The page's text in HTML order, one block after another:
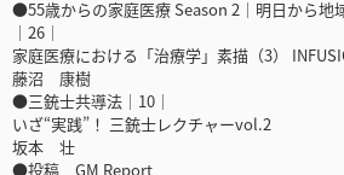
●55歳からの家庭医療 Season 2｜明日から地
｜26｜
家庭医療における「治療学」素描（3）
藤沼 康樹
●三銃士共導法｜10｜
いざ“実践”！ 三銃士レクチャーvol.2
坂本 壮
●投稿 GM Report